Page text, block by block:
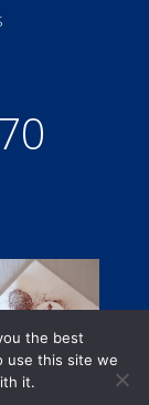
the best
use this site we
it.